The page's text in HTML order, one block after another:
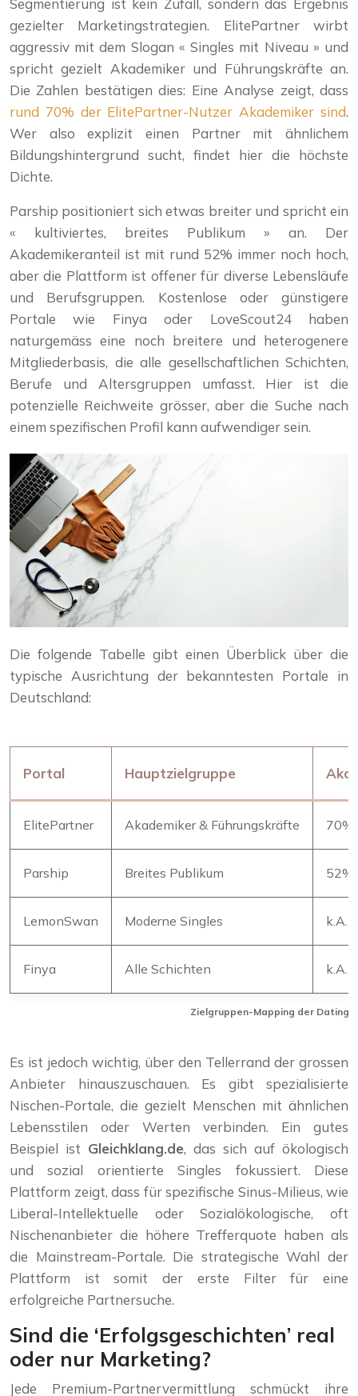
Segmentierung ist kein Zufall, sondern das Ergebnis
gezielter Marketingstrategien. ElitePartner wirbt
aggressiv mit dem Slogan « Singles mit Niveau » und
spricht gezielt Akademiker und Führungskräfte an.
Die Zahlen bestätigen dies: Eine Analyse zeigt, dass
rund 70% der ElitePartner-Nutzer Akademiker sind.
Wer also explizit einen Partner mit ähnlichem
Bildungshintergrund sucht, findet hier die höchste
Dichte.
Parship positioniert sich etwas breiter und spricht ein
« kultiviertes, breites Publikum » an. Der
Akademikeranteil ist mit rund 52% immer noch hoch,
aber die Plattform ist offener für diverse Lebensläufe
und Berufsgruppen. Kostenlose oder günstigere
Portale wie Finya oder LoveScout24 haben
naturgemäss eine noch breitere und heterogenere
Mitgliederbasis, die alle gesellschaftlichen Schichten,
Berufe und Altersgruppen umfasst. Hier ist die
potenzielle Reichweite grösser, aber die Suche nach
einem spezifischen Profil kann aufwendiger sein.
Die folgende Tabelle gibt einen Überblick über die
typische Ausrichtung der bekanntesten Portale in
Deutschland:
Zielgruppen-Mapping der Dating-
Portal Hauptzielgruppe
ElitePartner Akademiker & Führungskräfte 70%
Parship Breites Publikum 52%
LemonSwan Moderne Singles k.A.
Finya Alle Schichten k.A.
Es ist jedoch wichtig, über den Tellerrand der grossen
Anbieter hinauszuschauen. Es gibt spezialisierte
Nischen-Portale, die gezielt Menschen mit ähnlichen
Lebensstilen oder Werten verbinden. Ein gutes
Beispiel ist Gleichklang.de, das sich auf ökologisch
und sozial orientierte Singles fokussiert. Diese
Plattform zeigt, dass für spezifische Sinus-Milieus, wie
Liberal-Intellektuelle oder Sozialökologische, oft
Nischenanbieter die höhere Trefferquote haben als
die Mainstream-Portale. Die strategische Wahl der
Plattform ist somit der erste Filter für eine
erfolgreiche Partnersuche.
Sind die ‘Erfolgsgeschichten’ real
oder nur Marketing?
Jede Premium-Partnervermittlung schmückt ihre